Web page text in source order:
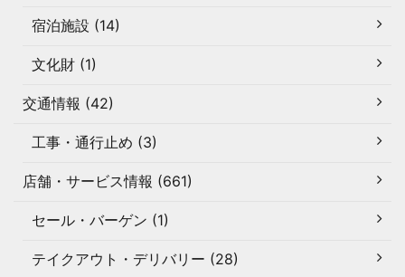
宿泊施設 (14)
文化財 (1)
交通情報 (42)
工事・通行止め (3)
店舗・サービス情報 (661)
セール・バーゲン (1)
テイクアウト・デリバリー (28)